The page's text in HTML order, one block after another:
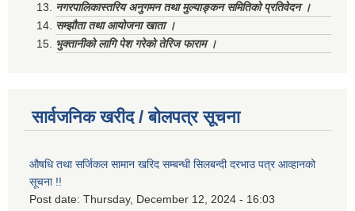
नगरपालिकास्तरिय अनुगमन तथा मुल्याङ्कन समितिको प्रतिवेदन ।
सम्झौता तथा आयोजना खाता ।
भुक्तानीको लागि पेश गरेको तेरिज फाराम ।
सार्वजनिक खरीद / बोलपत्र सूचना
औषधि तथा सर्जिकल सामान खरिद सम्बन्धी सिलबन्दी दरभाउ पत्र आव्हानको
सूचना !!
Post date: Thursday, December 12, 2024 - 16:03